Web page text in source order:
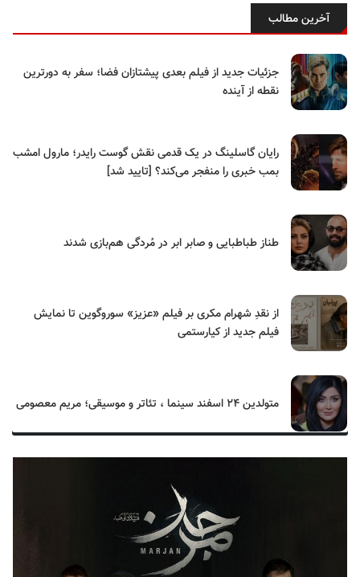
آخرین مطالب
جزئیات جدید از فیلم بعدی پیشتازان فضا؛ سفر به دورترین
نقطه از آینده
رایان گاسلینگ در یک قدمی نقش گوست رایدر؛ مارول امشب
بمب خبری را منفجر می‌کند؟ [تایید شد]
طناز طباطبایی و صابر ابر در مُردگی هم‌بازی شدند
از نقدِ شهرام مکری بر فیلم «عزیز» سوروگوین تا نمایش
فیلم جدید از کیارستمی
متولدین ۲۴ اسفند سینما ، تئاتر و موسیقی؛ مریم معصومی